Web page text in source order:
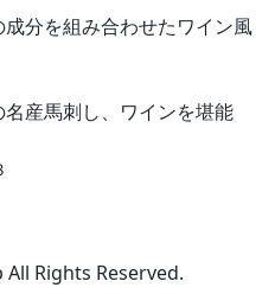
分を組み合わせたワイン風
産馬刺し、ワインを堪能
Rights Reserved.